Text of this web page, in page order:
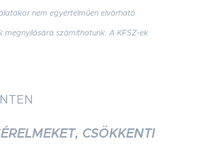
nem egyértelműen elvárható
megnyílására számíthatunk. A KFSZ-ek
CSÖKKENTI